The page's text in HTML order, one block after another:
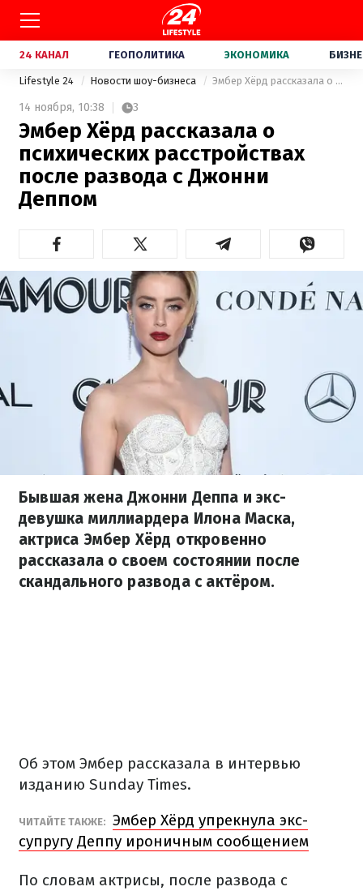
24 КАНАЛ ГЕОПОЛИТИКА ЭКОНОМИКА
Lifestyle 24 Новости шоу-бизнеса Эмбер Хёрд рассказала о психических расстройствах после развода с Джонни Деппом
14 ноября, 10:38 3
Эмбер Хёрд рассказала о
психических расстройствах
после развода с Джонни
Деппом
Бывшая жена Джонни Деппа и экс-
девушка миллиардера Илона Маска,
актриса Эмбер Хёрд откровенно
рассказала о своем состоянии после
скандального развода с актёром.
Об этом Эмбер рассказала в интервью
изданию Sunday Times.
ЧИТАЙТЕ ТАКЖЕ: Эмбер Хёрд упрекнула экс-
супругу Деппу ироничным сообщением
По словам актрисы, после развода с